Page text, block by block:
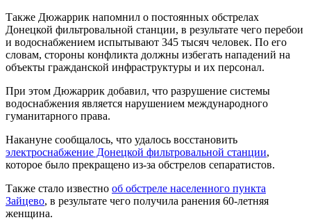
Также Дюжаррик напомнил о постоянных обстрелах
Донецкой фильтровальной станции, в результате чего перебои
и водоснабжением испытывают 345 тысяч человек. По его
словам, стороны конфликта должны избегать нападений на
объекты гражданской инфраструктуры и их персонал.
При этом Дюжаррик добавил, что разрушение системы
водоснабжения является нарушением международного
гуманитарного права.
Накануне сообщалось, что удалось восстановить
электроснабжение Донецкой фильтровальной станции,
которое было прекращено из-за обстрелов сепаратистов.
Также стало известно об обстреле населенного пункта
Зайцево, в результате чего получила ранения 60-летняя
женщина.